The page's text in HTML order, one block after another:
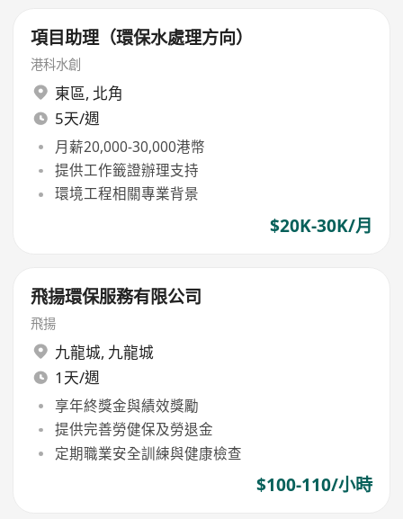
項目助理（環保水處理方向）
港科水創
東區, 北角
5天/週
月薪20,000-30,000港幣
提供工作籤證辦理支持
環境工程相關專業背景
$20K-30K/月
飛揚環保服務有限公司
飛揚
九龍城, 九龍城
1天/週
享年終獎金與績效獎勵
提供完善勞健保及勞退金
定期職業安全訓練與健康檢查
$100-110/小時